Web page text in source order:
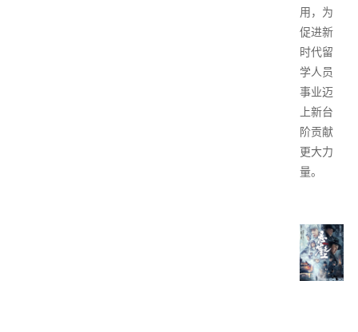
用，为
促进新
时代留
学人员
事业迈
上新台
阶贡献
更大力
量。